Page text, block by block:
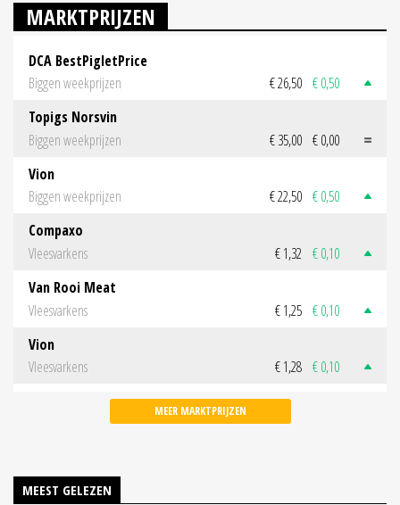
MARKTPRIJZEN
DCA BestPigletPrice
Biggen weekprijzen
€ 26,50 € 0,50
Topigs Norsvin
Biggen weekprijzen
€ 35,00 € 0,00
Vion
Biggen weekprijzen
€ 22,50 € 0,50
Compaxo
Vleesvarkens
€ 1,32 € 0,10
Van Rooi Meat
Vleesvarkens
€ 1,25 € 0,10
Vion
Vleesvarkens
€ 1,28 € 0,10
MEER MARKTPRIJZEN
MEEST GELEZEN